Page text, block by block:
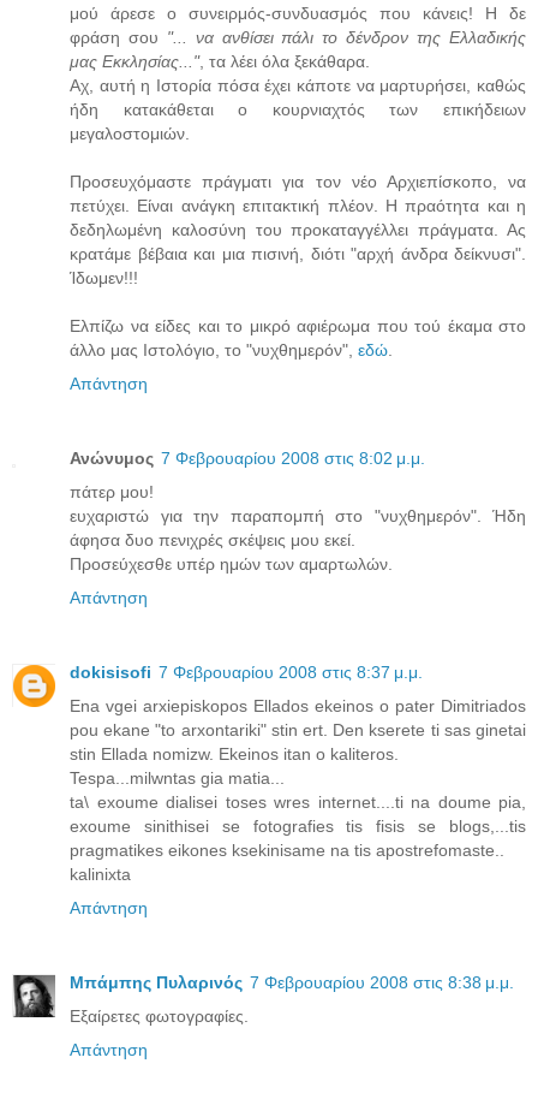
μού άρεσε ο συνειρμός-συνδυασμός που κάνεις! Η δε
φράση σου "... να ανθίσει πάλι το δένδρον της Ελλαδικής
μας Εκκλησίας...", τα λέει όλα ξεκάθαρα.
Αχ, αυτή η Ιστορία πόσα έχει κάποτε να μαρτυρήσει, καθώς
ήδη κατακάθεται ο κουρνιαχτός των επικήδειων
μεγαλοστομιών.
Προσευχόμαστε πράγματι για τον νέο Αρχιεπίσκοπο, να
πετύχει. Είναι ανάγκη επιτακτική πλέον. Η πραότητα και η
δεδηλωμένη καλοσύνη του προκαταγγέλλει πράγματα. Ας
κρατάμε βέβαια και μια πισινή, διότι "αρχή άνδρα δείκνυσι".
Ίδωμεν!!!
Ελπίζω να είδες και το μικρό αφιέρωμα που τού έκαμα στο
άλλο μας Ιστολόγιο, το "νυχθημερόν", εδώ.
Απάντηση
Ανώνυμος 7 Φεβρουαρίου 2008 στις 8:02 μ.μ.
πάτερ μου!
ευχαριστώ για την παραπομπή στο "νυχθημερόν". Ήδη
άφησα δυο πενιχρές σκέψεις μου εκεί.
Προσεύχεσθε υπέρ ημών των αμαρτωλών.
Απάντηση
dokisisofi 7 Φεβρουαρίου 2008 στις 8:37 μ.μ.
Ena vgei arxiepiskopos Ellados ekeinos o pater Dimitriados
pou ekane "to arxontariki" stin ert. Den kserete ti sas ginetai
stin Ellada nomizw. Ekeinos itan o kaliteros.
Tespa...milwntas gia matia...
ta\ exoume dialisei toses wres internet....ti na doume pia,
exoume sinithisei se fotografies tis fisis se blogs,...tis
pragmatikes eikones ksekinisame na tis apostrefomaste..
kalinixta
Απάντηση
Μπάμπης Πυλαρινός 7 Φεβρουαρίου 2008 στις 8:38 μ.μ.
Εξαίρετες φωτογραφίες.
Απάντηση